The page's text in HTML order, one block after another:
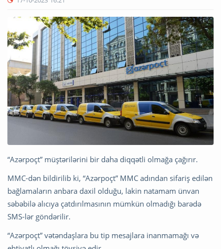
“Azərpoçt” müştərilərini bir daha diqqətli olmağa çağırır.
MMC-dən bildirilib ki, “Azərpoçt” MMC adından sifariş edilən
bağlamaların anbara daxil olduğu, lakin natamam ünvan
səbəbilə alıcıya çatdırılmasının mümkün olmadığı barədə
SMS-lər göndərilir.
“Azərpoçt” vətəndaşlara bu tip mesajlara inanmamağı və